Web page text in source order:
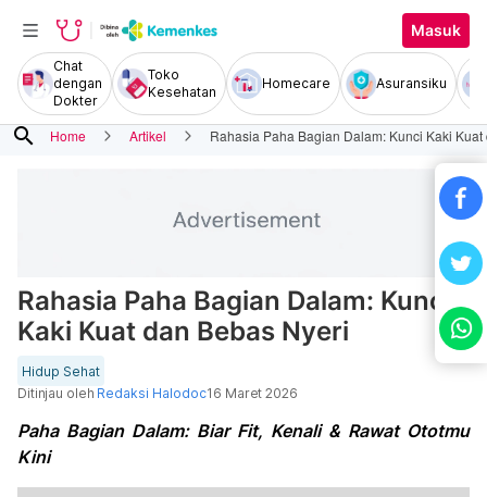
Masuk
Chat
dengan
Dokter
Toko
Kesehatan
Homecare Asuransiku
search Home Artikel Rahasia Paha Bagian Dalam: Kunci Kaki
Rahasia Paha Bagian Dalam: Kunci
Kaki Kuat dan Bebas Nyeri
Hidup Sehat
Ditinjau oleh Redaksi Halodoc16 Maret 2026
Paha Bagian Dalam: Biar Fit, Kenali & Rawat Ototmu
Kini